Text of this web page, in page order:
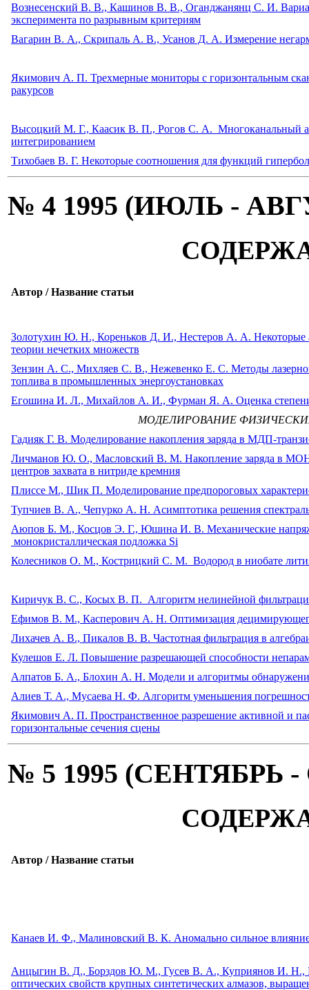
Вознесенский В. В., Кашинов В. В., Оганджанянц С. И.
эксперимента по разрывным критериям
Вагарин В. А., Скрипаль А. В., Усанов Д. А. Измерение
Якимович А. П. Трехмерные мониторы с горизонтальным
ракурсов
Высоцкий М. Г., Каасик В. П., Рогов С. А. Многоканальный
интегрированием
Тихобаев В. Г. Некоторые соотношения для функций
№ 4 1995 (ИЮЛЬ -
Автор / Название статьи
Золотухин Ю. Н., Кореньков Д. И., Нестеров А. А. Некоторые
теории нечетких множеств
Зензин А. С., Михляев С. В., Нежевенко Е. С. Методы
топлива в промышленных энергоустановках
Егошина И. Л., Михайлов А. И., Фурман Я. А. Оценка степени
МОДЕЛИРОВАНИЕ
Гадияк Г. В. Моделирование накопления заряда в МДП-
Личманов Ю. О., Масловский В. М. Накопление заряда в
центров захвата в нитриде кремния
Плиссе М., Шик П. Моделирование предпороговых
Тупчиев В. А., Чепурко А. Н. Асимптотика решения
Аюпов Б. М., Косцов Э. Г., Юшина И. В. Механические
монокристаллическая подложка Si
Колесников О. М., Кострицкий С. М. Водород в ниобате
Киричук В. С., Косых В. П. Алгоритм нелинейной
Ефимов В. М., Касперович А. Н. Оптимизация
Лихачев А. В., Пикалов В. В. Частотная фильтрация в
Кулешов Е. Л. Повышение разрешающей способности
Алпатов Б. А., Блохин А. Н. Модели и алгоритмы
Алиев Т. А., Мусаева Н. Ф. Алгоритм уменьшения
Якимович А. П. Пространственное разрешение активной и
горизонтальные сечения сцены
№ 5 1995 (СЕНТЯБРЬ
Автор / Название статьи
Канаев И. Ф., Малиновский В. К. Аномально сильное влияние
Анцыгин В. Д., Борздов Ю. М., Гусев В. А., Куприянов И.
оптических свойств крупных синтетических алмазов,